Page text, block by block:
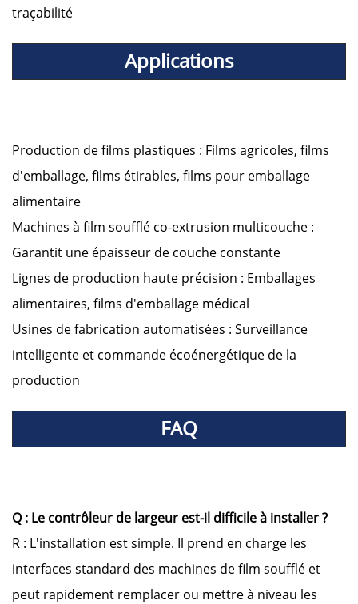
traçabilité
Applications
Production de films plastiques : Films agricoles, films
d'emballage, films étirables, films pour emballage
alimentaire
Machines à film soufflé co-extrusion multicouche :
Garantit une épaisseur de couche constante
Lignes de production haute précision : Emballages
alimentaires, films d'emballage médical
Usines de fabrication automatisées : Surveillance
intelligente et commande écoénergétique de la
production
FAQ
Q : Le contrôleur de largeur est-il difficile à installer ?
R : L'installation est simple. Il prend en charge les
interfaces standard des machines de film soufflé et
peut rapidement remplacer ou mettre à niveau les